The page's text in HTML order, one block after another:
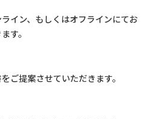
イン、もしくはオフラインにてお
す。
ご提案させていただきます。